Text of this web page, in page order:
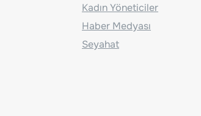
Kadın Yöneticiler
Haber Medyası
Seyahat